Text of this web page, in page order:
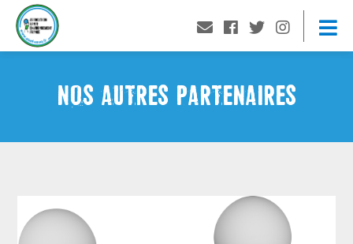
NOS AUTRES PARTENAIRES